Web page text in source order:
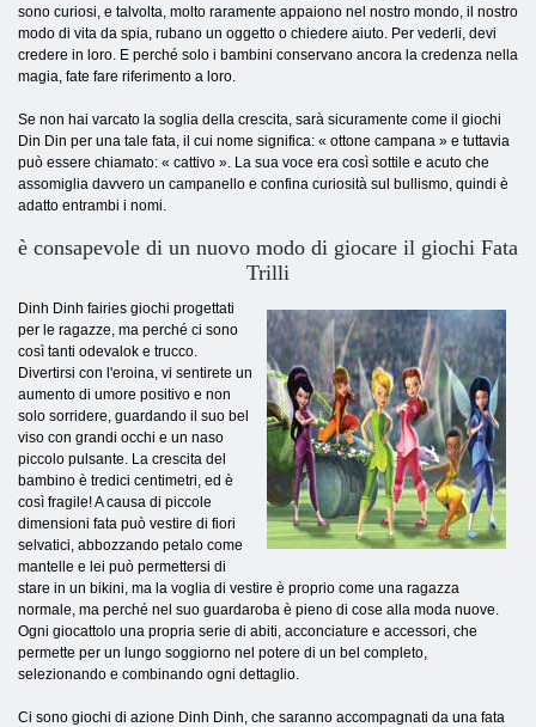
sono curiosi, e talvolta, molto raramente appaiono nel nostro mondo, il nostro
modo di vita da spia, rubano un oggetto o chiedere aiuto. Per vederli, devi
credere in loro. E perché solo i bambini conservano ancora la credenza nella
magia, fate fare riferimento a loro.
Se non hai varcato la soglia della crescita, sarà sicuramente come il giochi
Din Din per una tale fata, il cui nome significa: « ottone campana » e tuttavia
può essere chiamato: « cattivo ». La sua voce era così sottile e acuto che
assomiglia davvero un campanello e confina curiosità sul bullismo, quindi è
adatto entrambi i nomi.
è consapevole di un nuovo modo di giocare il giochi Fata
Trilli
Dinh Dinh fairies giochi progettati
per le ragazze, ma perché ci sono
così tanti odevalok e trucco.
Divertirsi con l'eroina, vi sentirete un
aumento di umore positivo e non
solo sorridere, guardando il suo bel
viso con grandi occhi e un naso
piccolo pulsante. La crescita del
bambino è tredici centimetri, ed è
così fragile! A causa di piccole
dimensioni fata può vestire di fiori
selvatici, abbozzando petalo come
mantelle e lei può permettersi di
stare in un bikini, ma la voglia di vestire è proprio come una ragazza
normale, ma perché nel suo guardaroba è pieno di cose alla moda nuove.
Ogni giocattolo una propria serie di abiti, acconciature e accessori, che
permette per un lungo soggiorno nel potere di un bel completo,
selezionando e combinando ogni dettaglio.
Ci sono giochi di azione Dinh Dinh, che saranno accompagnati da una fata